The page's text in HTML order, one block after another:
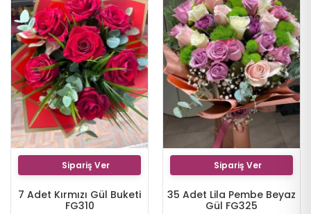
Sipariş Ver
7 Adet Kırmızı Gül Buketi
FG310
Sipariş Ver
35 Adet Lila Pembe Beyaz
Gül FG325